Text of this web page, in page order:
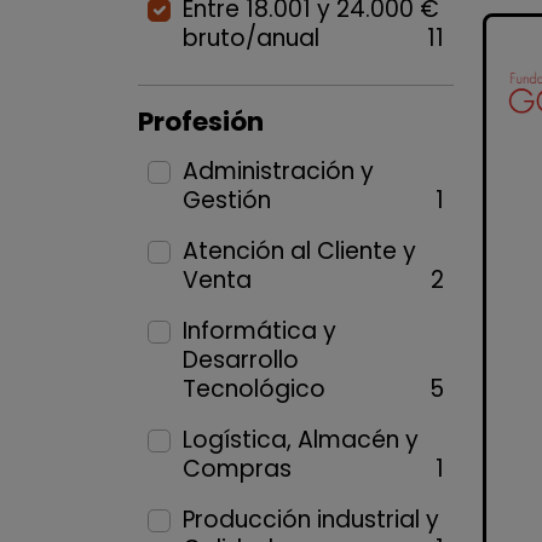
Entre 18.001 y 24.000 €
bruto/anual
11
Profesión
Administración y
Gestión
1
Atención al Cliente y
Venta
2
Informática y
Desarrollo
Tecnológico
5
Logística, Almacén y
Compras
1
Producción industrial y